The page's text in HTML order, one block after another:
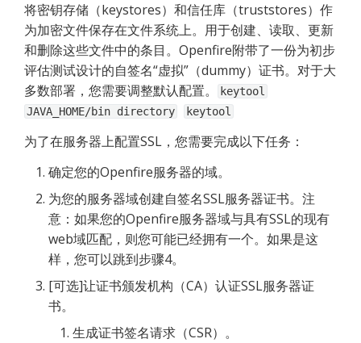
将密钥存储（keystores）和信任库（truststores）作
为加密文件保存在文件系统上。用于创建、读取、更新
和删除这些文件中的条目。Openfire附带了一份为初步
评估测试设计的自签名“虚拟”（dummy）证书。对于大
多数部署，您需要调整默认配置。
keytool
JAVA_HOME/bin directory
keytool
为了在服务器上配置SSL，您需要完成以下任务：
确定您的Openfire服务器的域。
为您的服务器域创建自签名SSL服务器证书。注
意：如果您的Openfire服务器域与具有SSL的现有
web域匹配，则您可能已经拥有一个。如果是这
样，您可以跳到步骤4。
[可选]让证书颁发机构（CA）认证SSL服务器证
书。
生成证书签名请求（CSR）。